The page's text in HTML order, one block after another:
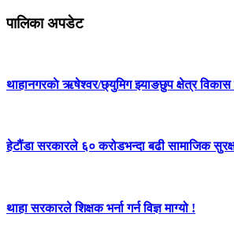
पालिका अपडेट
थाहानगरकाे ऋषेश्वर/छ्युमिग झ्याङछुप क्षेत्र
हेटौंडा सरकारले ६० करोडभन्दा बढी सामाजिक
थाहा सरकारले शिक्षक भर्ना गर्न विज्ञ माग्यो !